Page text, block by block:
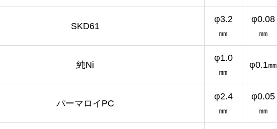
SKD61
φ3.2
㎜
φ0.08
㎜
純Ni
φ1.0
㎜
φ0.1㎜
パーマロイPC
φ2.4
㎜
φ0.05
㎜